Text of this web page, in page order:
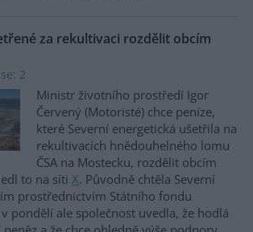
za rekultivaci rozdělit obcím
2
Ministr životního prostředí Igor
Červený (Motoristé) chce peníze,
které Severní energetická ušetřila na
rekultivacích hnědouhelného lomu
ČSA na Mostecku, rozdělit obcím
to na síti X. Původně chtěla Severní
prostřednictvím Státního fondu
pondělí ale společnost uvedla, že hodlá